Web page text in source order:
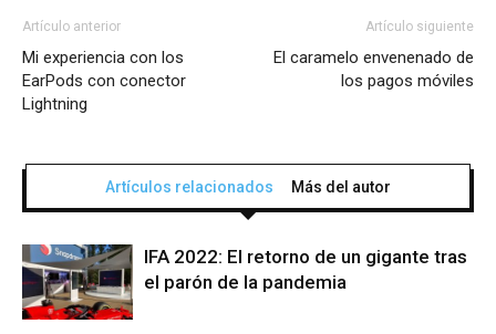
Artículo anterior
Mi experiencia con los
EarPods con conector
Lightning
Artículo siguiente
El caramelo envenenado de
los pagos móviles
Artículos relacionados Más del autor
IFA 2022: El retorno de un gigante tras
el parón de la pandemia